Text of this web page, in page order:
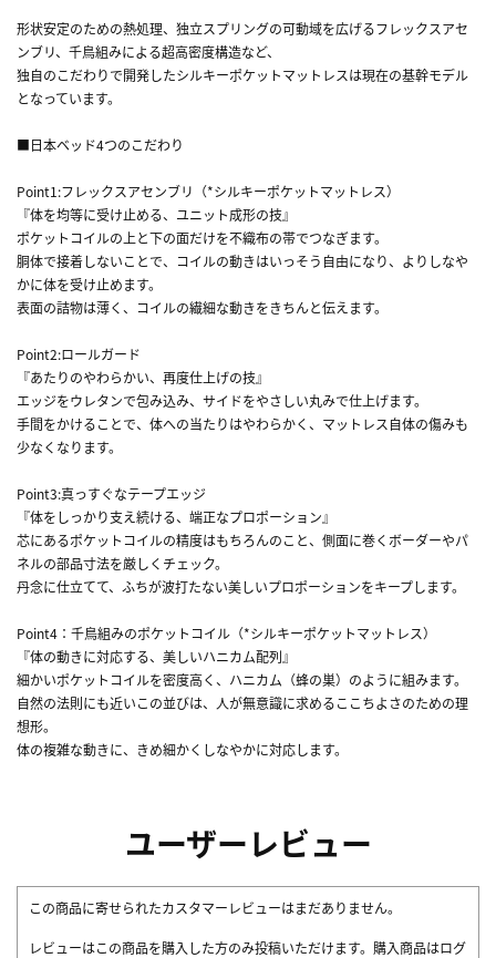
形状安定のための熱処理、独立スプリングの可動域を広げるフレックスアセ
ンブリ、千鳥組みによる超高密度構造など、
独自のこだわりで開発したシルキーポケットマットレスは現在の基幹モデル
となっています。
■日本ベッド4つのこだわり
Point1:フレックスアセンブリ（*シルキーポケットマットレス）
『体を均等に受け止める、ユニット成形の技』
ポケットコイルの上と下の面だけを不織布の帯でつなぎます。
胴体で接着しないことで、コイルの動きはいっそう自由になり、よりしなや
かに体を受け止めます。
表面の詰物は薄く、コイルの繊細な動きをきちんと伝えます。
Point2:ロールガード
『あたりのやわらかい、再度仕上げの技』
エッジをウレタンで包み込み、サイドをやさしい丸みで仕上げます。
手間をかけることで、体への当たりはやわらかく、マットレス自体の傷みも
少なくなります。
Point3:真っすぐなテープエッジ
『体をしっかり支え続ける、端正なプロポーション』
芯にあるポケットコイルの精度はもちろんのこと、側面に巻くボーダーやパ
ネルの部品寸法を厳しくチェック。
丹念に仕立てて、ふちが波打たない美しいプロポーションをキープします。
Point4：千鳥組みのポケットコイル（*シルキーポケットマットレス）
『体の動きに対応する、美しいハニカム配列』
細かいポケットコイルを密度高く、ハニカム（蜂の巣）のように組みます。
自然の法則にも近いこの並びは、人が無意識に求めるここちよさのための理
想形。
体の複雑な動きに、きめ細かくしなやかに対応します。
ユーザーレビュー
この商品に寄せられたカスタマーレビューはまだありません。
レビューはこの商品を購入した方のみ投稿いただけます。購入商品はログ